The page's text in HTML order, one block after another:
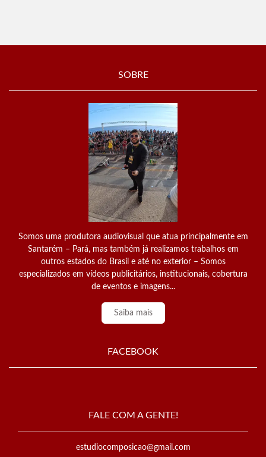
SOBRE
Somos uma produtora audiovisual que atua principalmente em
Santarém – Pará, mas também já realizamos trabalhos em
outros estados do Brasil e até no exterior – Somos
especializados em vídeos publicitários, institucionais, cobertura
de eventos e imagens...
Saiba mais
FACEBOOK
FALE COM A GENTE!
estudiocomposicao@gmail.com